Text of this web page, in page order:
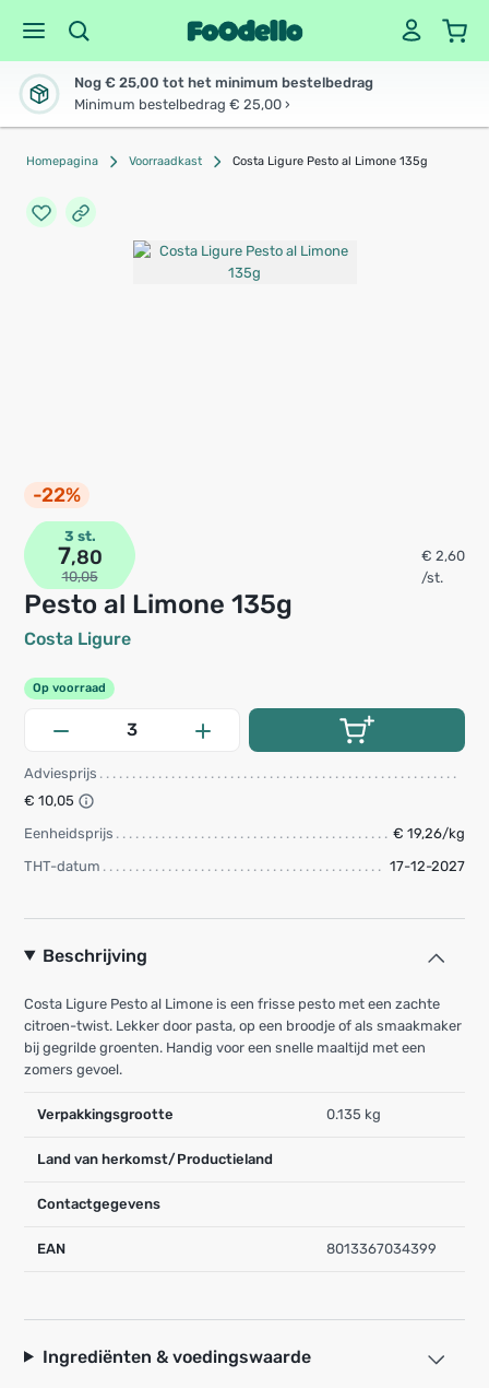
Nog € 25,00 tot het minimum bestelbedrag
Minimum bestelbedrag € 25,00 ›
Homepagina Voorraadkast Costa Ligure Pesto al Limone 135g
-22%
Pesto al Limone 135g
Costa Ligure
3 st.
7,80
10,05
€ 2,60
/st.
Op voorraad
Adviesprijs
€ 10,05
Eenheidsprijs
€ 19,26/kg
THT-datum
17-12-2027
Beschrijving
Costa Ligure Pesto al Limone is een frisse pesto met een zachte
citroen-twist. Lekker door pasta, op een broodje of als smaakmaker
bij gegrilde groenten. Handig voor een snelle maaltijd met een
zomers gevoel.
Verpakkingsgrootte 0.135 kg
Land van herkomst/Productieland
Contactgegevens
EAN 8013367034399
Ingrediënten & voedingswaarde